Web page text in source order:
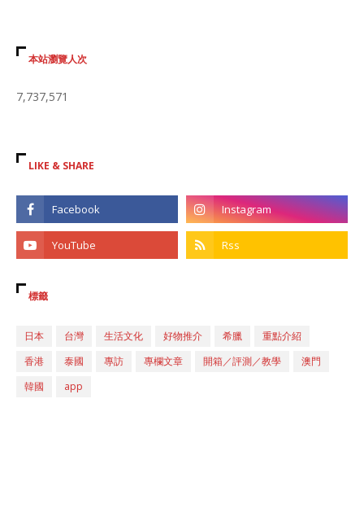
本站瀏覽人次
7,737,571
LIKE & SHARE
標籤
日本 台灣 生活文化 好物推介 希臘
重點介紹
香港
泰國 專訪 專欄文章 開箱／評測／教學
澳門
韓國
app